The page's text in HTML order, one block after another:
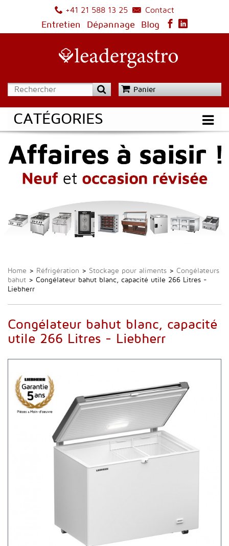
+41 21 588 13 25
Contact
Entretien
Dépannage Blog
Panier
CATÉGORIES
Home > Réfrigération > Stockage pour aliments > Congélateurs
bahut > Congélateur bahut blanc, capacité utile 266 Litres -
Liebherr
Congélateur bahut blanc, capacité
utile 266 Litres - Liebherr